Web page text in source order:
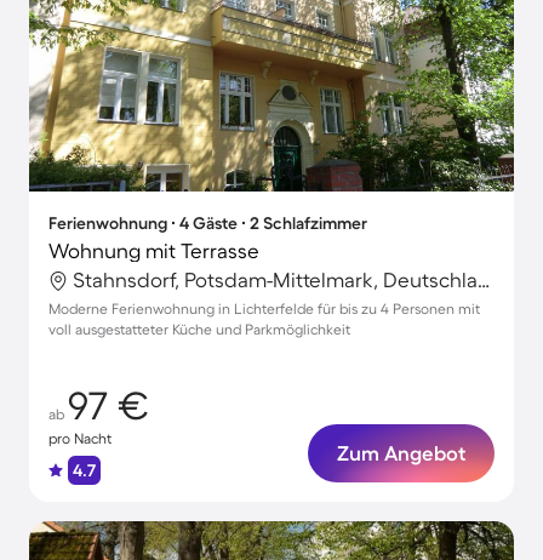
Ferienwohnung ∙ 4 Gäste ∙ 2 Schlafzimmer
Wohnung mit Terrasse
Stahnsdorf, Potsdam-Mittelmark, Deutschland
Moderne Ferienwohnung in Lichterfelde für bis zu 4 Personen mit
voll ausgestatteter Küche und Parkmöglichkeit
ab 97 €
pro Nacht
4.7
Zum Angebot